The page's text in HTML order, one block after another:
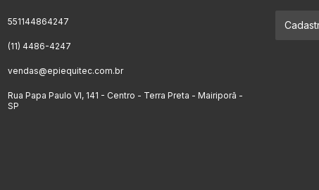
551144864247
(11) 4486-4247
vendas@epiequitec.com.br
Rua Papa Paulo VI, 141 - Centro - Terra Preta - Mairiporã -
SP